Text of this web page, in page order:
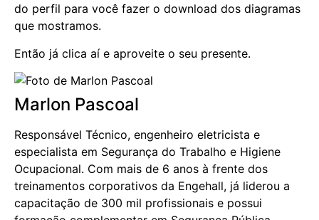
do perfil para você fazer o download dos diagramas
que mostramos.
Então já clica aí e aproveite o seu presente.
Marlon Pascoal
Responsável Técnico, engenheiro eletricista e
especialista em Segurança do Trabalho e Higiene
Ocupacional. Com mais de 6 anos à frente dos
treinamentos corporativos da Engehall, já liderou a
capacitação de 300 mil profissionais e possui